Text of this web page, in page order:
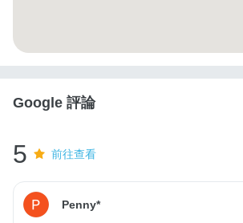
Google 評論
5 前往查看
Penny*